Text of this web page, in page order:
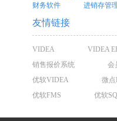
财务软件
进销存管
友情链接
VIDEA VIDEA
销售报价系统
会
优软VIDEA
微点
优软FMS
优软